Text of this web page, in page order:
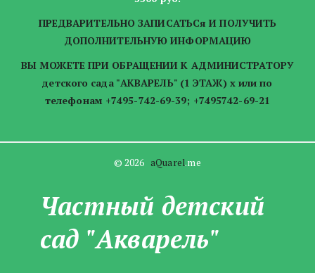
ПРЕДВАРИТЕЛЬНО ЗАПИСАТЬСя И ПОЛУЧИТЬ
ДОПОЛНИТЕЛЬНУЮ ИНФОРМАЦИЮ
ВЫ МОЖЕТЕ ПРИ ОБРАЩЕНИИ К АДМИНИСТРАТОРУ
детского сада "АКВАРЕЛЬ" (1 ЭТАЖ) x или по
телефонам +7495-742-69-39; +7495742-69-21
© 2026 aQuarel.me
Частны­­й детский
сад "Акварель"